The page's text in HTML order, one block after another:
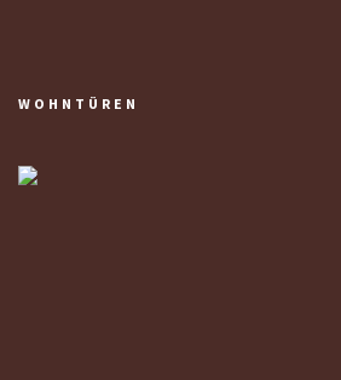
WOHNTÜREN